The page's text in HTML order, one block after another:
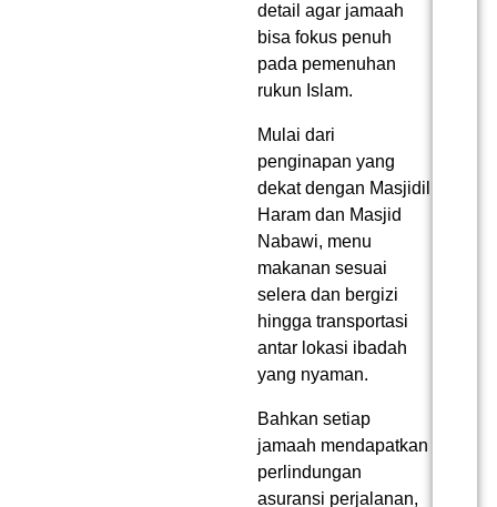
detail agar jamaah
bisa fokus penuh
pada pemenuhan
rukun Islam.
Mulai dari
penginapan yang
dekat dengan Masjidil
Haram dan Masjid
Nabawi, menu
makanan sesuai
selera dan bergizi
hingga transportasi
antar lokasi ibadah
yang nyaman.
Bahkan setiap
jamaah mendapatkan
perlindungan
asuransi perjalanan,